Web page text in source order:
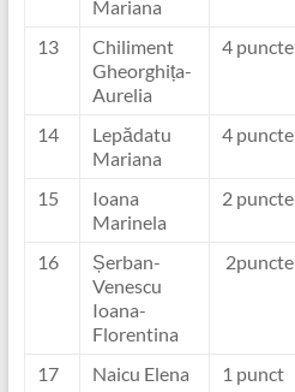
Mariana
13
Chiliment
Gheorghița-
Aurelia
4 puncte
14
Lepădatu
Mariana
4 puncte
15
Ioana
Marinela
2 puncte
16
Șerban-
Venescu
Ioana-
Florentina
2puncte
17 Naicu Elena 1 punct